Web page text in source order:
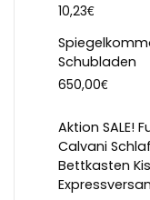
10,23€
Schubladen
650,00€
Aktion SALE!
Calvani
Bettkasten